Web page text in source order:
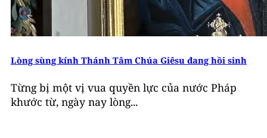
Lòng sùng kính Thánh Tâm Chúa Giêsu đang hồi sinh
Từng bị một vị vua quyền lực của nước Pháp
khước từ, ngày nay lòng...